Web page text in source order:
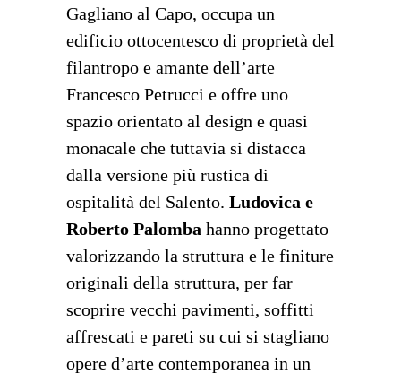
Gagliano al Capo, occupa un
edificio ottocentesco di proprietà del
filantropo e amante dell’arte
Francesco Petrucci e offre uno
spazio orientato al design e quasi
monacale che tuttavia si distacca
dalla versione più rustica di
ospitalità del Salento. Ludovica e
Roberto Palomba hanno progettato
valorizzando la struttura e le finiture
originali della struttura, per far
scoprire vecchi pavimenti, soffitti
affrescati e pareti su cui si stagliano
opere d’arte contemporanea in un